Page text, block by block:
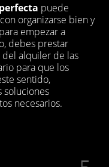
perfecta puede
organizarse bien y
empezar a
debes prestar
del alquiler de las
para que los
sentido,
soluciones
necesarios.